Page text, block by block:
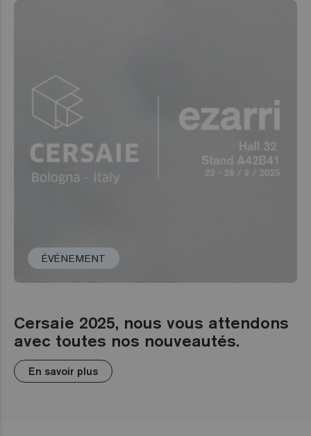
ÉVÉNEMENT
Cersaie 2025, nous vous attendons
avec toutes nos nouveautés.
En savoir plus